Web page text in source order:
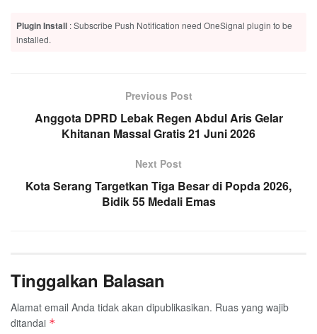
Plugin Install : Subscribe Push Notification need OneSignal plugin to be
installed.
Previous Post
Anggota DPRD Lebak Regen Abdul Aris Gelar
Khitanan Massal Gratis 21 Juni 2026
Next Post
Kota Serang Targetkan Tiga Besar di Popda 2026,
Bidik 55 Medali Emas
Tinggalkan Balasan
Alamat email Anda tidak akan dipublikasikan. Ruas yang wajib
ditandai *